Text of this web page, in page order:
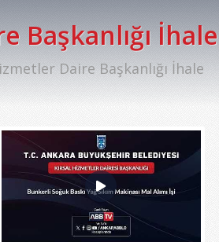
Başkanlığı İhale
Daire Başkanlığı İhale